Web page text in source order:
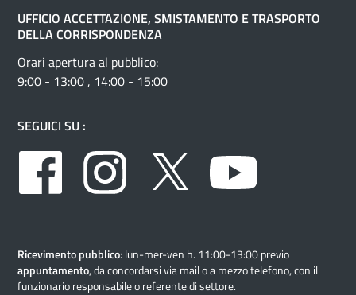
UFFICIO ACCETTAZIONE, SMISTAMENTO E TRASPORTO
DELLA CORRISPONDENZA
Orari apertura al pubblico:
9:00 - 13:00 , 14:00 - 15:00
SEGUICI SU :
Facebook
Instagram Twitter
Ricevimento pubblico: lun-mer-ven h. 11:00-13:00 previo
appuntamento, da concordarsi via mail o a mezzo telefono, con il
funzionario responsabile o referente di settore.